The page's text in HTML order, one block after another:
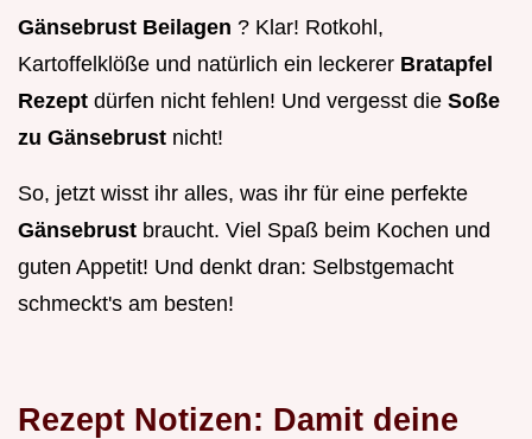
Gänsebrust Beilagen ? Klar! Rotkohl,
Kartoffelklöße und natürlich ein leckerer Bratapfel
Rezept dürfen nicht fehlen! Und vergesst die Soße
zu Gänsebrust nicht!
So, jetzt wisst ihr alles, was ihr für eine perfekte
Gänsebrust braucht. Viel Spaß beim Kochen und
guten Appetit! Und denkt dran: Selbstgemacht
schmeckt's am besten!
Rezept Notizen: Damit deine